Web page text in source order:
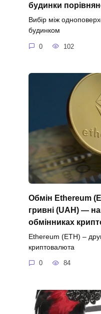
будинки
Вибір між
будинком
0 102
Обмін Ethereum
гривні (UAH) —
обмінниках
Ethereum (ETH) –
криптовалюта
0 84